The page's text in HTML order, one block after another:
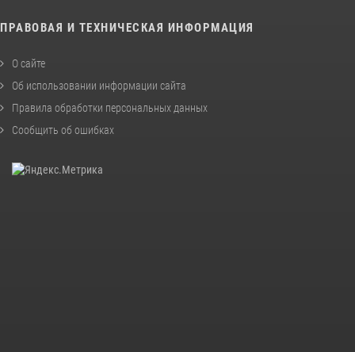
ПРАВОВАЯ И ТЕХНИЧЕСКАЯ ИНФОРМАЦИЯ
О сайте
Об использовании информации сайта
Правила обработки персональных данных
Сообщить об ошибках